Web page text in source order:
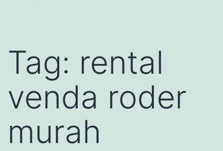
Tag: rental
venda roder
murah